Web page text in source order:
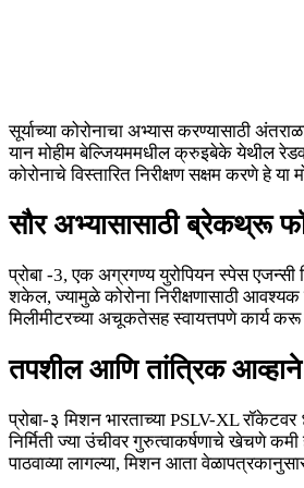
सूर्याच्या कोरोनाचा अभ्यास करण्यासाठी
यान मोहीम बेल्जियममधील क्रुइबेके येथील
कोरोनाचे विस्तारित निरीक्षण सक्षम करणे हे
सौर अभ्यासासाठी ब्रेकथ्रू
प्रोबा -3, एक अग्रगण्य युरोपियन स्पेस
शकेल, ज्यामुळे कोरोना निरीक्षणासाठी आवश्यक
मिलीमीटरच्या अचूकतेसह स्वायत्तपणे कार्य
तपशील आणि तांत्रिक
प्रोबा-३ मिशन भारताच्या PSLV-XL
निर्मिती ज्या उंचीवर गुरुत्वाकर्षणाचे खेचणे
पाठवाव्या लागल्या, मिशन आता